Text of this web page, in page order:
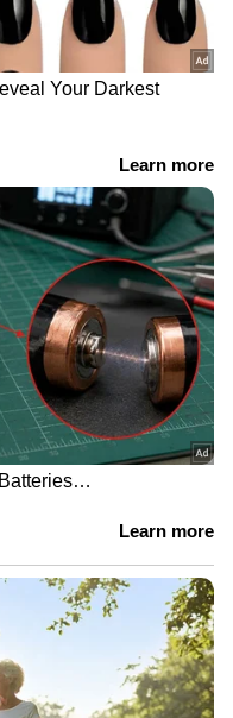
ന്യൂമോണിയ,
ത്വക്ക്
മുഖം, മൂക്ക്,